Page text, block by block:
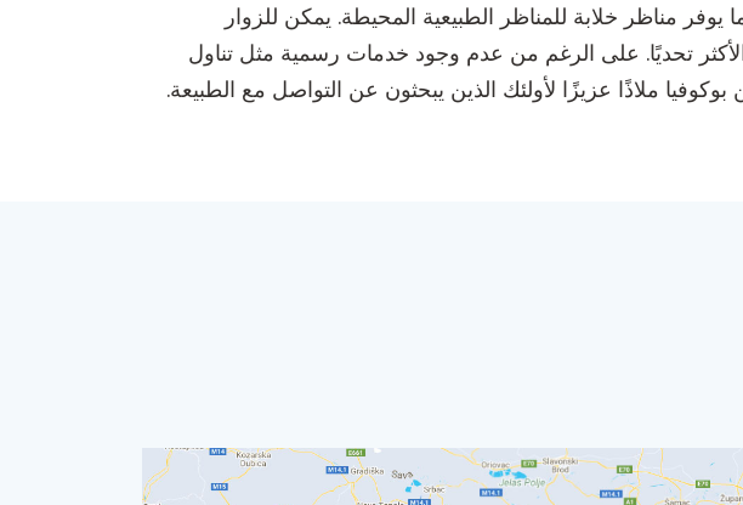
مناظر خلابة للمناظر الطبيعية المحيطة. يمكن للزوار
تحديًا. على الرغم من عدم وجود خدمات رسمية مثل تناول
ملاذًا عزيزًا لأولئك الذين يبحثون عن التواصل مع الطبيعة.